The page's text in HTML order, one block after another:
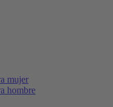
mujer
hombre